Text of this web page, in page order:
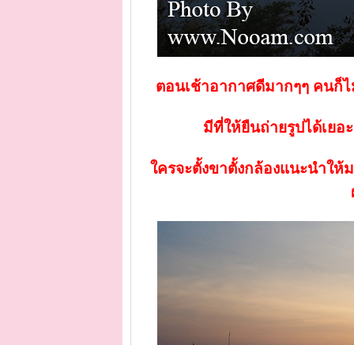
ตอนเช้าอากาศดีมากๆๆ คนก็
มีที่ให้ยืนถ่ายรูปได้เยอ
ใครจะตั้งขาตั้งกล้องแนะนำให้